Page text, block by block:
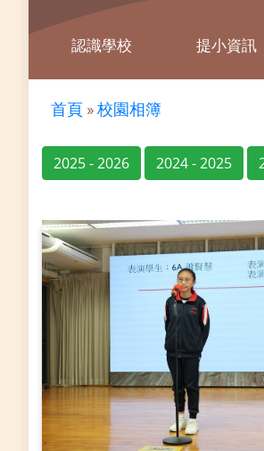
認識學校 提小資訊
首頁 »校園相簿
2025 - 2026 2024 - 2025